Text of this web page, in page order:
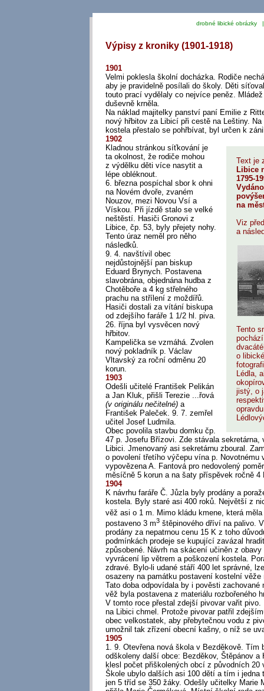
drobné libické
Výpisy z kroniky (1901-1918)
1901
Velmi poklesla školní docházka. Rodiče
aby je pravidelně posílali do školy. Děti
touto prací vydělaly co nejvíce peněz.
duševně krněla.
Na náklad majitelky panství paní Emilie z
nový hřbitov za Libicí při cestě na Leštiny.
kostela přestalo se pohřbívat, byl určen k
1902
Text je
Libice
1795-
na
Viz
a
Tento
o
Lédla,
jistý, o
Kladnou stránkou síťkování je
ta okolnost, že rodiče mohou
z výdělku děti více nasytit a
lépe obléknout.
6. března pospíchal sbor k ohni
na Novém dvoře, zvaném
Nouzov, mezi Novou Vsí a
Vískou. Při jízdě stalo se velké
neštěstí. Hasiči Gronovi z
Libice, čp. 53, byly přejety nohy.
Tento úraz neměl pro něho
následků.
9. 4. navštívil obec
nejdůstojnější pan biskup
Eduard Brynych. Postavena
slavobrána, objednána hudba z
Chotěboře a 4 kg střelného
prachu na střílení z moždířů.
Hasiči dostali za vítání biskupa
od zdejšího faráře 1 1/2 hl. piva.
26. října byl vysvěcen nový
hřbitov.
Kampelička se vzmáhá. Zvolen
nový pokladník p. Václav
Vltavský za roční odměnu 20
korun.
1903
Odešli učitelé František Pelikán
a Jan Kluk, přišli Terezie ...řová
(v originálu nečitelné)a
František Paleček. 9. 7. zemřel
učitel Josef Ludmila.
Obec povolila stavbu domku čp.
47 p. Josefu Břízovi. Zde stávala
Libici. Jmenovaný asi sekretárnu zboural.
o povolení třetího výčepu vína p. Novotnému
vypovězena A. Fantová pro nedovolený
měsíčně 5 korun a na šaty příspěvek ročně 4
1904
K návrhu faráře Č. Jůzla byly prodány a
kostela. Byly staré asi 400 roků. Největší z
věž asi o 1 m. Mimo kládu kmene, která měla
postaveno 3 m3štěpinového dříví na palivo.
prodány za nepatrnou cenu 15 K z toho
podmínkách prodeje se kupující zavázal
způsobené. Návrh na skácení učiněn z
vyvrácení lip větrem a poškození kostela.
zdravé. Bylo-li udané stáří 400 let správné,
osazeny na památku postavení kostelní věže
Tato doba odpovídala by i pověsti
věž byla postavena z materiálu rozbořeného
V tomto roce přestal zdejší pivovar vařit pivo.
na Libici chmel. Protože pivovar patřil
obec velkostatek, aby přebytečnou vodu z
umožnil tak zřízení obecní kašny, o níž se
1905
1. 9. Otevřena nová škola v Bezděkově. Tím
odškoleny další obce: Bezděkov, Štěpánov a
klesl počet přiškolených obcí z původních 20
Škole ubylo dalších asi 100 dětí a tím i jedna
jen 5 tříd se 350 žáky. Odešly učitelky Marie